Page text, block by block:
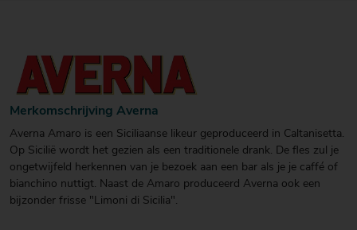
Merkomschrijving Averna
Averna Amaro is een Siciliaanse likeur geproduceerd in Caltanisetta.
Op Sicilië wordt het gezien als een traditionele drank. De fles zul je
ongetwijfeld herkennen van je bezoek aan een bar als je je caffé of
bianchino nuttigt. Naast de Amaro produceerd Averna ook een
bijzonder frisse "Limoni di Sicilia".